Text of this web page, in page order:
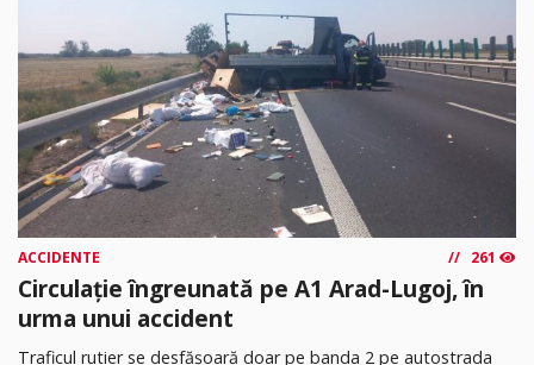
ACCIDENTE 261
Circulație îngreunată pe A1 Arad-Lugoj, în
urma unui accident
Traficul rutier se desfășoară doar pe banda 2 pe autostrada